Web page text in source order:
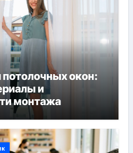
окон:
и
монтажа